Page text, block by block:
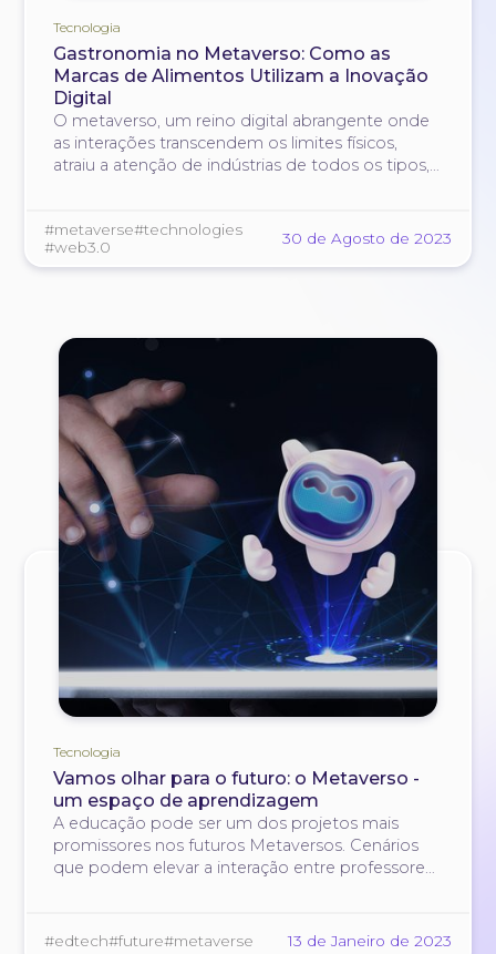
Tecnologia
Gastronomia no Metaverso: Como as
Marcas de Alimentos Utilizam a Inovação
Digital
O metaverso, um reino digital abrangente onde
as interações transcendem os limites físicos,
atraiu a atenção de indústrias de todos os tipos,
#metaverse#technologies
#web3.0
30 de Agosto de 2023
Tecnologia
Vamos olhar para o futuro: o Metaverso -
um espaço de aprendizagem
A educação pode ser um dos projetos mais
promissores nos futuros Metaversos. Cenários
que podem elevar a interação entre professores
#edtech#future#metaverse 13 de Janeiro de 2023